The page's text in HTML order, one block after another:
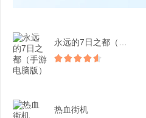
热血街机